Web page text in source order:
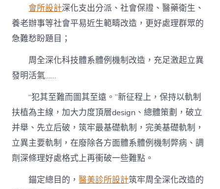
會所設計深化支出分派、社會保證、醫藥衛生、
養老辦事等社會平易近生範疇改造，更好處理群眾的
急難愁盼題目；
周全深化科技體系體例機制改造，充足激起立異
發明活氣……
“犯其至難而圖其至遠。”新征程上，保持以軌制
扶植為主線，加大力度頂層design、總體策劃，破立
并舉、先立后破，筑牢最基礎軌制，完美基礎軌制，
立異主要軌制，在廢除各方面體系體例機制弊病、調
劑深條理好處格式上再衝破一些難點。
錨定總目的，醫美診所設計筑牢周全深化改造的